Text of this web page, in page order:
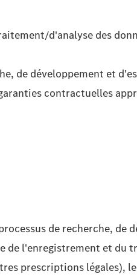
d'analyse des
de développement et
contractuelles
de recherche, de
de l'enregistrement et du
prescriptions légales),